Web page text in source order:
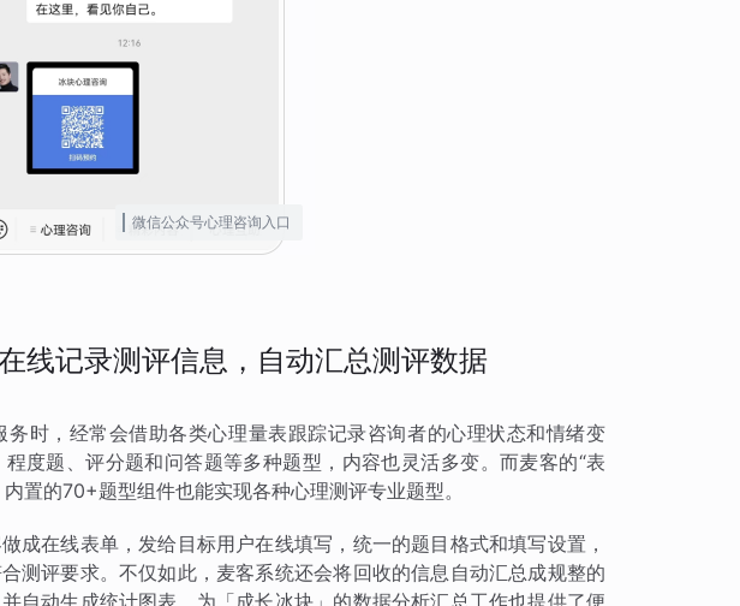
微信公众号心理咨询入口
线记录测评信息，自动汇总测评数据
务时，经常会借助各类心理量表跟踪记录咨询者的心理状态和情绪变
度题、评分题和问答题等多种题型，内容也灵活多变。而麦客的“表
置的70+题型组件也能实现各种心理测评专业题型。
成在线表单，发给目标用户在线填写，统一的题目格式和填写设置，
测评要求。不仅如此，麦客系统还会将回收的信息自动汇总成规整的